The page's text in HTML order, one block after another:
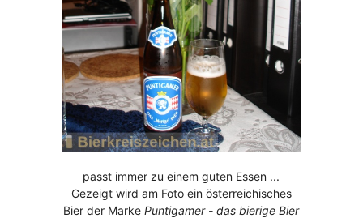
passt immer zu einem guten Essen ...
Gezeigt wird am Foto ein österreichisches
Bier der MarkePuntigamer - das bierige Bier